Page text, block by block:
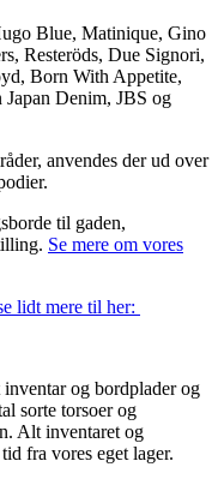
Blue, Matinique, Gino
Resteröds, Due Signori,
Born With Appetite,
Denim, JBS og
anvendes der ud over
til gaden,
Se mere om vores
lidt mere til her:
og bordplader og
sorte torsoer og
Alt inventaret og
fra vores eget lager.